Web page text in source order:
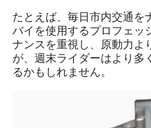
たとえば、毎日市内交通を
バイを使用するプロフェッ
ナンスを重視し、原動力よ
が、週末ライダーはより多
るかもしれません。